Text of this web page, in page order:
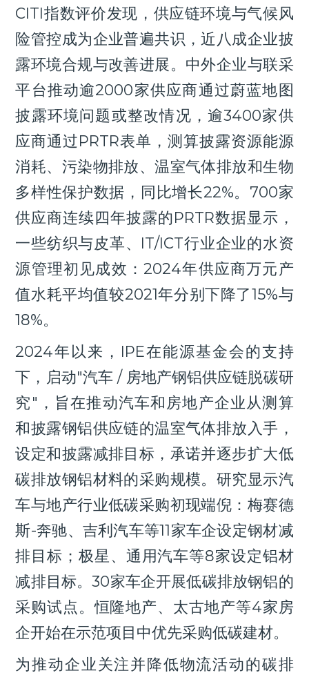
CITI指数评价发现，供应链环境与气候风
险管控成为企业普遍共识，近八成企业披
露环境合规与改善进展。中外企业与联采
平台推动逾2000家供应商通过蔚蓝地图
披露环境问题或整改情况，逾3400家供
应商通过PRTR表单，测算披露资源能源
消耗、污染物排放、温室气体排放和生物
多样性保护数据，同比增长22%。700家
供应商连续四年披露的PRTR数据显示，
一些纺织与皮革、IT/ICT行业企业的水资
源管理初见成效：2024年供应商万元产
值水耗平均值较2021年分别下降了15%与
18%。
2024年以来，IPE在能源基金会的支持
下，启动"汽车 / 房地产钢铝供应链脱碳研
究"，旨在推动汽车和房地产企业从测算
和披露钢铝供应链的温室气体排放入手，
设定和披露减排目标，承诺并逐步扩大低
碳排放钢铝材料的采购规模。研究显示汽
车与地产行业低碳采购初现端倪：梅赛德
斯-奔驰、吉利汽车等11家车企设定钢材减
排目标；极星、通用汽车等8家设定铝材
减排目标。30家车企开展低碳排放钢铝的
采购试点。恒隆地产、太古地产等4家房
企开始在示范项目中优先采购低碳建材。
为推动企业关注并降低物流活动的碳排